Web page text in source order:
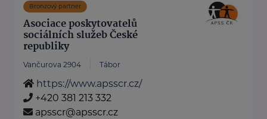
Bronzový partner
Asociace poskytovatelů
sociálních služeb České
republiky
Vančurova 2904 Tábor
https://www.apsscr.cz/
+420 381 213 332
apsscr@apsscr.cz